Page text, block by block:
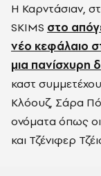
Η Καρντάσιαν,
SKIMS στο
νέο κεφάλαιο
μια πανίσχυρη
καστ
Κλόουζ, Σάρα
ονόματα όπως
και Τζένιφερ